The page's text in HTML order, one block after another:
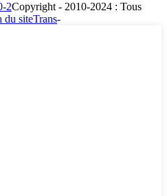
2Copyright - 2010-2024 : Tous
du siteTrans-